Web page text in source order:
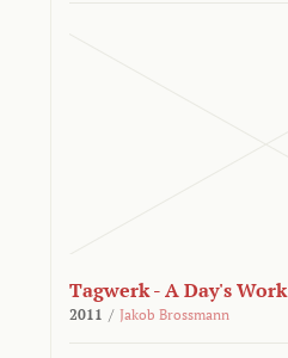
Tagwerk - A Day's Work
2011 / Jakob Brossmann